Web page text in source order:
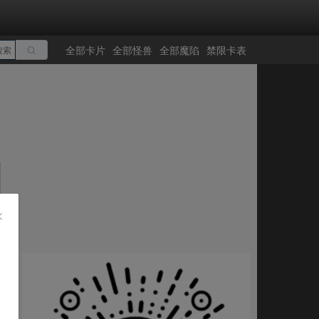
索 全部卡片 全部怪兽 全部魔陷 禁限卡表